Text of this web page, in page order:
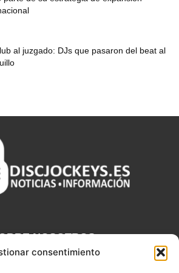
consentimiento
al juzgado: DJs que pasaron del beat al
NOSOTROS